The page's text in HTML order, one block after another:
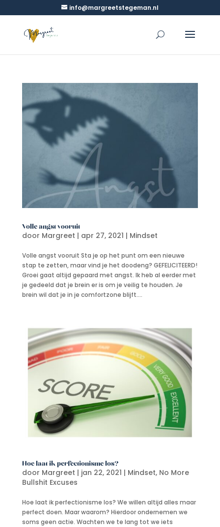
info@margreetstegeman.nl
Volle angst vooruit
door Margreet | apr 27, 2021 | Mindset
Volle angst vooruit Sta je op het punt om een nieuwe
stap te zetten, maar vind je het doodeng? GEFELICITEERD!
Groei gaat altijd gepaard met angst. Ik heb al eerder met
je gedeeld dat je brein er is om je veilig te houden. Je
brein wil dat je in je comfortzone blijft....
Hoe laat ik perfectionisme los?
door Margreet | jan 22, 2021 | Mindset, No More
Bullshit Excuses
Hoe laat ik perfectionisme los? We willen altijd alles maar
perfect doen. Maar waarom? Hierdoor ondernemen we
soms geen actie. Wachten we te lang tot we iets